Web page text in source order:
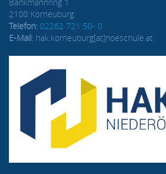
2100 Korneuburg
Telefon: 02262 721 50- 0
E-Mail: hak.korneuburg[at]noeschule.at